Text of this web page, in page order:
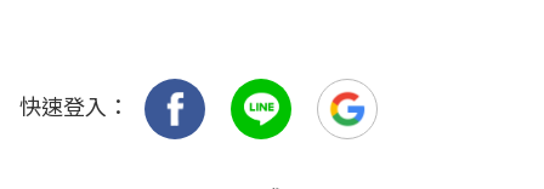
快速登入：